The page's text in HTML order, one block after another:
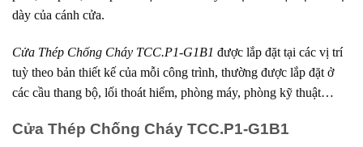
dày của cánh cửa.
Cửa Thép Chống Cháy TCC.P1-G1B1 được lắp đặt tại các vị trí
tuỳ theo bản thiết kế của mỗi công trình, thường được lắp đặt ở
các cầu thang bộ, lối thoát hiểm, phòng máy, phòng kỹ thuật…
Cửa Thép Chống Cháy TCC.P1-G1B1